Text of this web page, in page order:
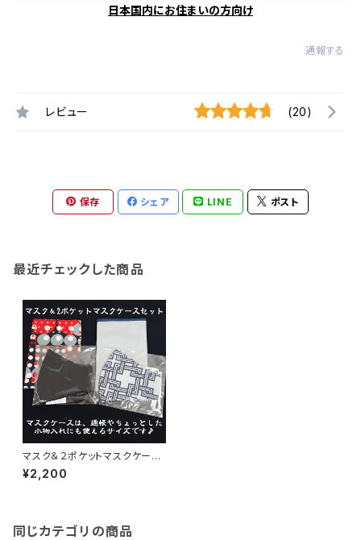
日本国内にお住まいの方向け
通報する
レビュー (20)
保存 シェア LINE ポスト
最近チェックした商品
マスク＆２ポケットマスクケース
セット【2種】
¥2,200
同じカテゴリの商品